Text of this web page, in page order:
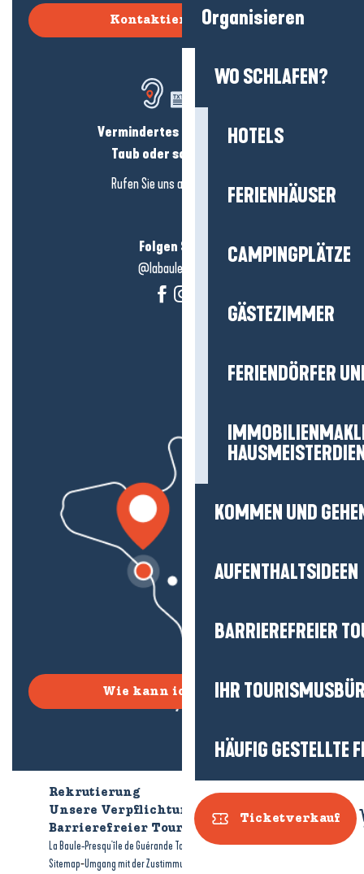
Organisieren
WO SCHLAFEN?
HOTELS
FERIENHÄUSER
CAMPINGPLÄTZE
GÄSTEZIMMER
FERIENDÖRFER
KOMMEN UND
AUFENTHALTSIDEEN
BARRIEREFREIER
IHR
HÄUFIG GESTELLTE
Ticketverkauf
Kontaktieren Sie uns
Vermindertes Hörvermögen?
Taub oder schwerhörig?
Rufen Sie uns an in
hier klicken
Folgen Sie uns!
@labauleguérande
Wie kann ich kommen?
Rekrutierung
Wer sind wir?
Unsere Verpflichtungen
Barrierefreier Tourismus
La Baule-Presqu'île de Guérande Tourismus-Rechtliche Hinweise-
Sitemap-Umgang mit der Zustimmung